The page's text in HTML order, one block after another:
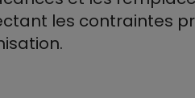
les contraintes